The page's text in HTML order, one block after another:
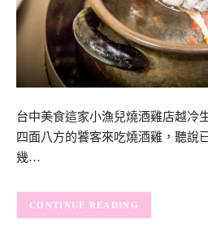
台中美食這家小漁兒燒酒雞店越冷
四面八方的饕客來吃燒酒雞，聽說
幾…
CONTINUE READING